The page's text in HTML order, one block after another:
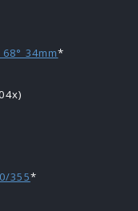
34mm*
355*